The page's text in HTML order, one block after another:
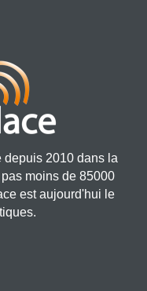
depuis 2010 dans la
moins de 85000
est aujourd'hui le